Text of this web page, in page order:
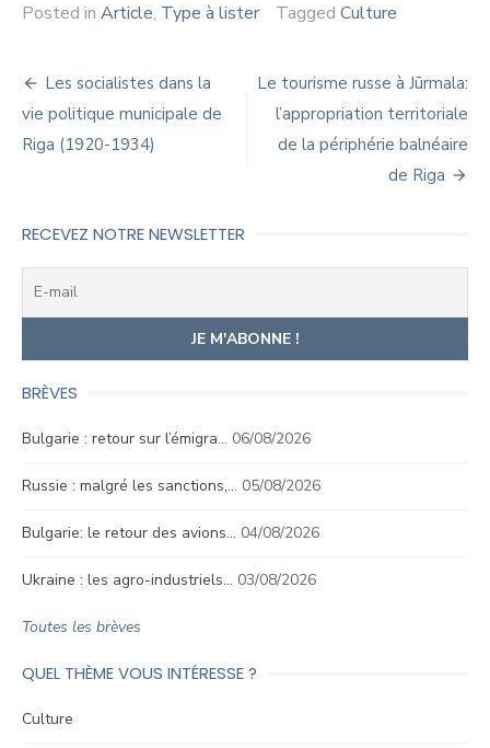
Posted in Article, Type à lister Tagged Culture
Navigation
de
l’article
Les socialistes dans la
vie politique municipale de
Riga (1920-1934)
Le tourisme russe à Jūrmala:
l’appropriation territoriale
de la périphérie balnéaire
de Riga
RECEVEZ NOTRE NEWSLETTER
BRÈVES
Bulgarie : retour sur l’émigra… 06/08/2026
Russie : malgré les sanctions,… 05/08/2026
Bulgarie: le retour des avions… 04/08/2026
Ukraine : les agro-industriels… 03/08/2026
Toutes les brèves
QUEL THÈME VOUS INTÉRESSE ?
Culture